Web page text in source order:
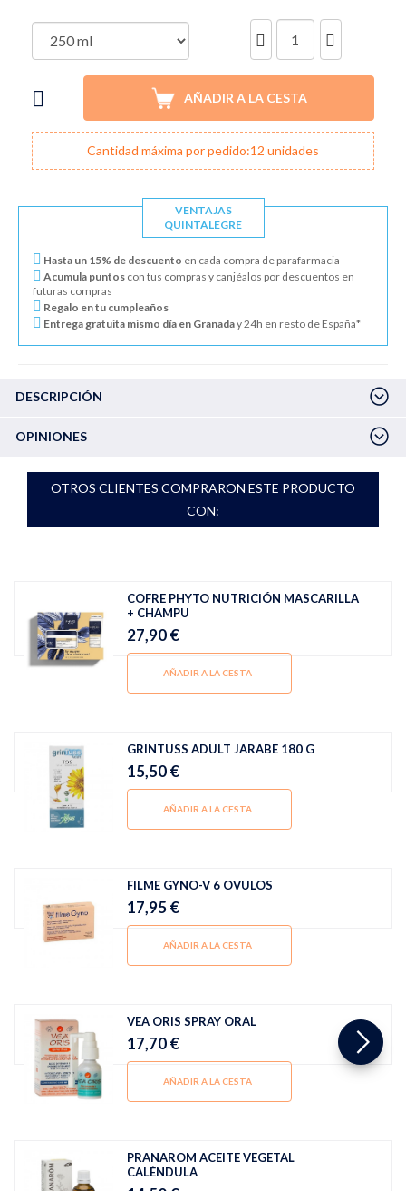
UNIDADES
AÑADIR A LA CESTA
Cantidad máxima por pedido:12 unidades
VENTAJAS
QUINTALEGRE
Hasta un 15% de descuento en cada compra de parafarmacia
Acumula puntos con tus compras y canjéalos por descuentos en
futuras compras
Regalo en tu cumpleaños
Entrega gratuita mismo día en Granaday 24h en resto de España*
DESCRIPCIÓN
OPINIONES
OTROS CLIENTES COMPRARON ESTE PRODUCTO
CON:
COFRE PHYTO NUTRICIÓN MASCARILLA
+ CHAMPU
27,90 €
AÑADIR A LA CESTA
GRINTUSS ADULT JARABE 180 G
15,50 €
AÑADIR A LA CESTA
FILME GYNO-V 6 OVULOS
17,95 €
AÑADIR A LA CESTA
VEA ORIS SPRAY ORAL
17,70 €
AÑADIR A LA CESTA
PRANAROM ACEITE VEGETAL
CALÉNDULA